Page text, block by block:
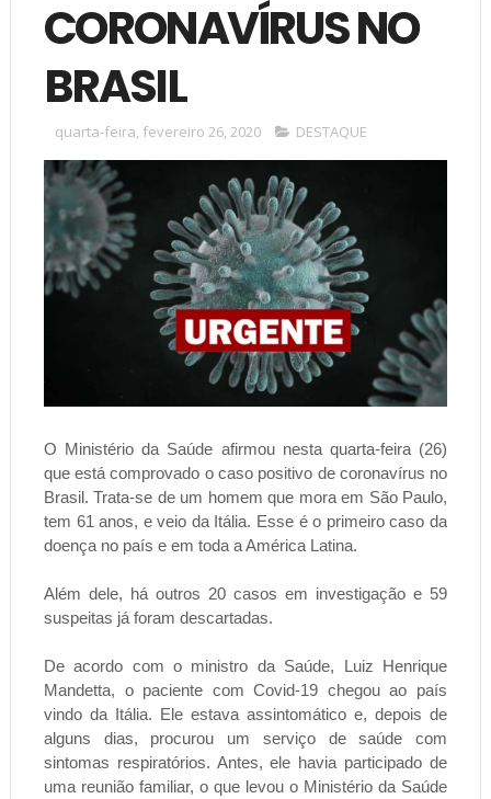
CORONAVÍRUS NO
BRASIL
quarta-feira, fevereiro 26, 2020 DESTAQUE
O Ministério da Saúde afirmou nesta quarta-feira (26)
que está comprovado o caso positivo de coronavírus no
Brasil. Trata-se de um homem que mora em São Paulo,
tem 61 anos, e veio da Itália. Esse é o primeiro caso da
doença no país e em toda a América Latina.
Além dele, há outros 20 casos em investigação e 59
suspeitas já foram descartadas.
De acordo com o ministro da Saúde, Luiz Henrique
Mandetta, o paciente com Covid-19 chegou ao país
vindo da Itália. Ele estava assintomático e, depois de
alguns dias, procurou um serviço de saúde com
sintomas respiratórios. Antes, ele havia participado de
uma reunião familiar, o que levou o Ministério da Saúde